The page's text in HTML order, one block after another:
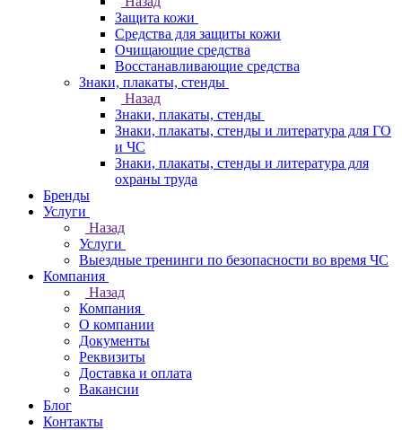
Защита кожи
Средства для защиты кожи
Очищающие средства
Восстанавливающие средства
Знаки, плакаты, стенды
Назад
Знаки, плакаты, стенды
Знаки, плакаты, стенды и литература для ГО
и ЧС
Знаки, плакаты, стенды и литература для
охраны труда
Бренды
Услуги
Назад
Услуги
Выездные тренинги по безопасности во время ЧС
Компания
Назад
Компания
О компании
Документы
Реквизиты
Доставка и оплата
Вакансии
Блог
Контакты